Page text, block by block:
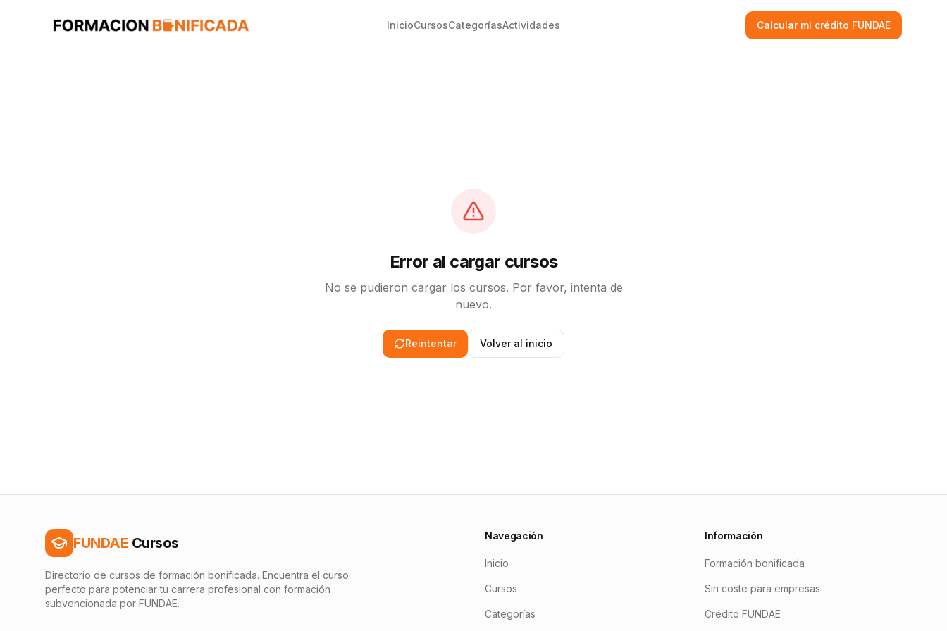
InicioCursosCategoríasActividades Calcular mi crédito FUNDAE
Error al cargar cursos
No se pudieron cargar los cursos. Por favor, intenta de
nuevo.
Reintentar Volver al inicio
FUNDAE Cursos
Directorio de cursos de formación bonificada. Encuentra el curso
perfecto para potenciar tu carrera profesional con formación
subvencionada por FUNDAE.
Navegación
Inicio
Cursos
Categorías
Información
Formación bonificada
Sin coste para empresas
Crédito FUNDAE